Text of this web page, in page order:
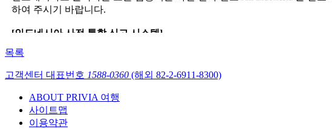
목록
고객센터 대표번호 1588-0360 (해외 82-2-6911-8300)
ABOUT PRIVIA 여행
사이트맵
이용약관